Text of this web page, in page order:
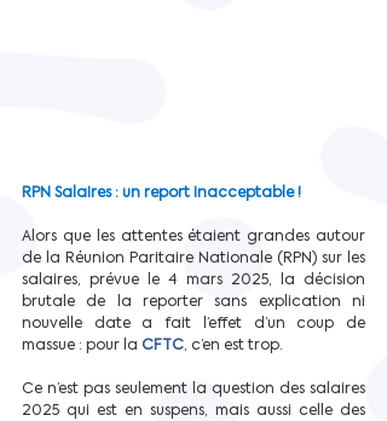
RPN Salaires : un report inacceptable !
Alors que les attentes étaient grandes autour
de la Réunion Paritaire Nationale (RPN) sur les
salaires, prévue le 4 mars 2025, la décision
brutale de la reporter sans explication ni
nouvelle date a fait l’effet d’un coup de
massue : pour la CFTC, c’en est trop.
Ce n’est pas seulement la question des salaires
2025 qui est en suspens, mais aussi celle des